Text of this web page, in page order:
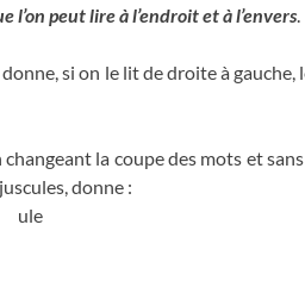
l’on peut lire à l’endroit et à l’envers
si on le lit de droite à gauche,
changeant la coupe des mots et
donne :
ule